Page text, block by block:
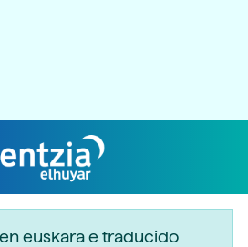
euskara e traducido